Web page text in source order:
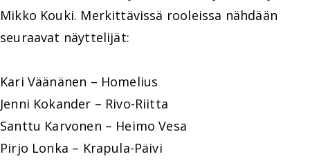
Mikko Kouki. Merkittävissä rooleissa nähdään
seuraavat näyttelijät:
Kari Väänänen – Homelius
Jenni Kokander – Rivo-Riitta
Santtu Karvonen – Heimo Vesa
Pirjo Lonka – Krapula-Päivi